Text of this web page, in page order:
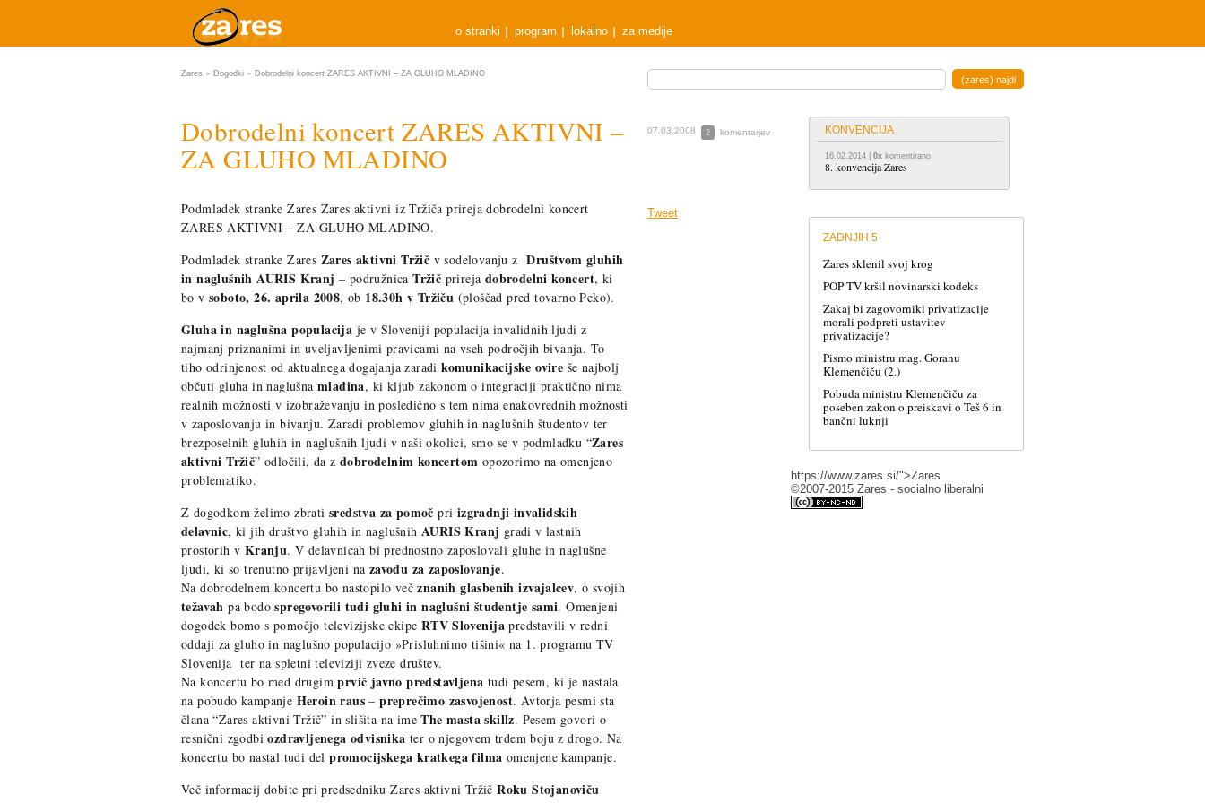
o stranki program lokalno za medije
Zares > Dogodki > Dobrodelni koncert ZARES AKTIVNI – ZA GLUHO MLADINO
Dobrodelni koncert ZARES AKTIVNI –
ZA GLUHO MLADINO
Podmladek stranke Zares Zares aktivni iz Tržiča prireja dobrodelni koncert
ZARES AKTIVNI – ZA GLUHO MLADINO.
Podmladek stranke Zares Zares aktivni Tržič v sodelovanju zDruštvom gluhih
in naglušnih AURIS Kranj – podružnicaTržič prireja dobrodelni koncert, ki
bo v soboto, 26. aprila 2008, ob 18.30h v Tržiču (ploščad pred tovarno Peko).
Gluha in naglušna populacija je v Sloveniji populacija invalidnih ljudi z
najmanj priznanimi in uveljavljenimi pravicami na vseh področjih bivanja. To
tiho odrinjenost od aktualnega dogajanja zaradikomunikacijske ovire še najbolj
občuti gluha in naglušna mladina, ki kljub zakonom o integraciji praktično nima
realnih možnosti v izobraževanju in posledično s tem nima enakovrednih možnosti
v zaposlovanju in bivanju. Zaradi problemov gluhih in naglušnih študentov ter
brezposelnih gluhih in naglušnih ljudi v naši okolici, smo se v podmladku “Zares
aktivni Tržič” odločili, da zdobrodelnim koncertom opozorimo na omenjeno
problematiko.
Z dogodkom želimo zbrati sredstva za pomoč pri izgradnji invalidskih
delavnic, ki jih društvo gluhih in naglušnihAURIS Kranj gradi v lastnih
prostorih v Kranju. V delavnicah bi prednostno zaposlovali gluhe in naglušne
ljudi, ki so trenutno prijavljeni na zavodu za zaposlovanje.
Na dobrodelnem koncertu bo nastopilo večznanih glasbenih izvajalcev, o svojih
težavah pa bodospregovorili tudi gluhi in naglušni študentje sami. Omenjeni
dogodek bomo s pomočjo televizijske ekipe RTV Slovenija predstavili v redni
oddaji za gluho in naglušno populacijo »Prisluhnimo tišini« na 1. programu TV
Slovenija ter na spletni televiziji zveze društev.
Na koncertu bo med drugimprvič javno predstavljena tudi pesem, ki je nastala
na pobudo kampanje Heroin raus –preprečimo zasvojenost. Avtorja pesmi sta
člana “Zares aktivni Tržič” in slišita na imeThe masta skillz. Pesem govori o
resnični zgodbiozdravljenega odvisnikater o njegovem trdem boju z drogo. Na
koncertu bo nastal tudi delpromocijskega kratkega filma omenjene kampanje.
Več informacij dobite pri predsedniku Zares aktivni TržičRoku Stojanoviču
2 komentarjev
07.03.2008
Tweet
KONVENCIJA
16.02.2014 0x komentirano
8. konvencija Zares
ZADNJIH 5
Zares sklenil svoj krog
POP TV kršil novinarski kodeks
Zakaj bi zagovorniki privatizacije
morali podpreti ustavitev
privatizacije?
Pismo ministru mag. Goranu
Klemenčiču (2.)
Pobuda ministru Klemenčiču za
poseben zakon o preiskavi o Teš 6 in
bančni luknji
https://www.zares.si/">Zares
©2007-2015 Zares - socialno liberalni